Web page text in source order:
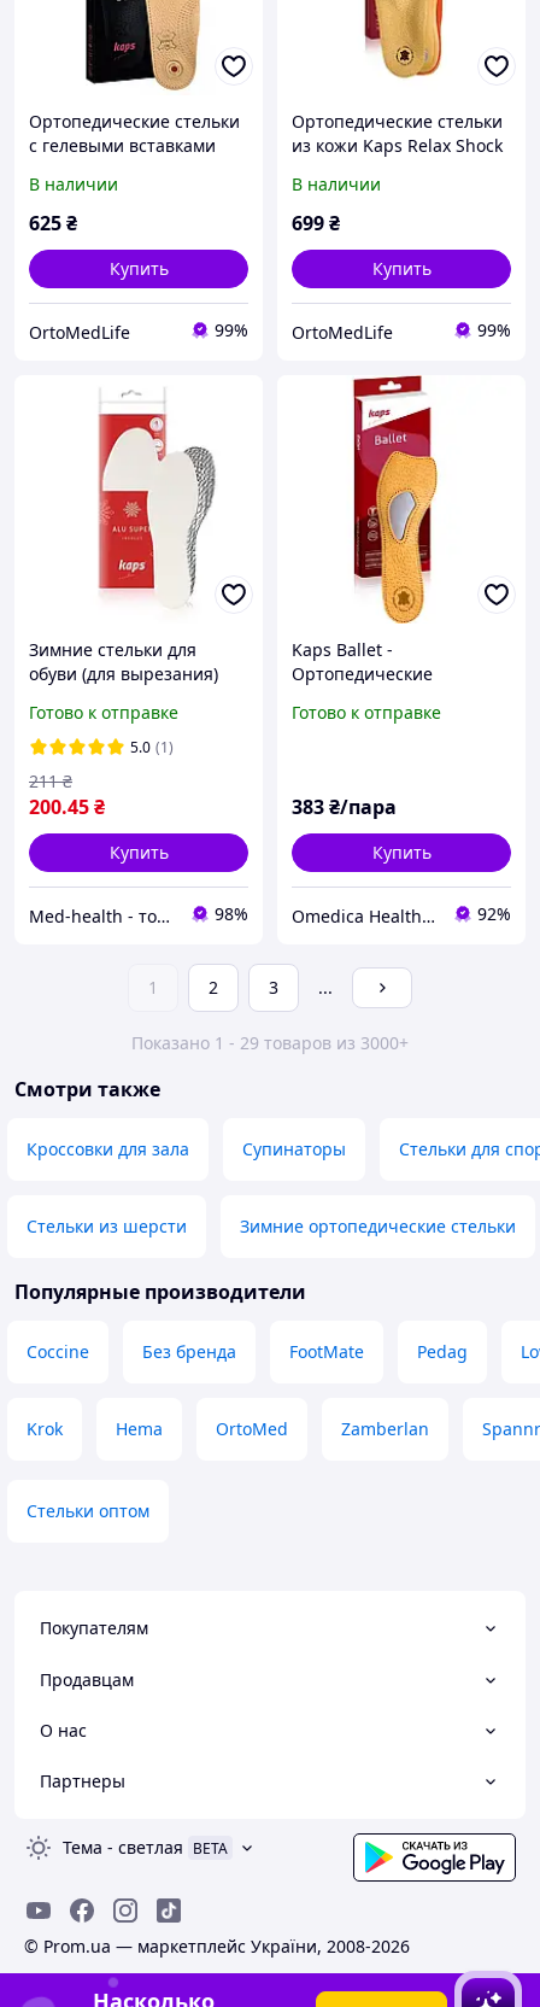
Ортопедические стельки
с гелевыми вставками
В наличии
625₴
Купить
OrtoMedLife 99%
Ортопедические стельки
из кожи Kaps Relax Shock
В наличии
699₴
Купить
OrtoMedLife 99%
Зимние стельки для
обуви (для вырезания)
Готово к отправке
5.0 (1)
200.45₴
211 ₴
Купить
Мed-health - товары для красоты и здоровья 98%
Kaps Ballet -
Ортопедические
каблуком
Готово к отправке
383₴/пара
Купить
Omedica Health & Beauty 92%
1 2 3 ...
Показано 1 - 29 товаров из 3000+
Смотри также
Кроссовки для зала Супинаторы Стельки для
Стельки из шерсти Зимние ортопедические стельки
Популярные производители
Coccine Без бренда FootMate Pedag
Krok Hema OrtoMed Zamberlan
Стельки оптом
Покупателям
Продавцам
О нас
Партнеры
Тема - светлая BETA
© Prom.ua — маркетплейс України, 2008-2026